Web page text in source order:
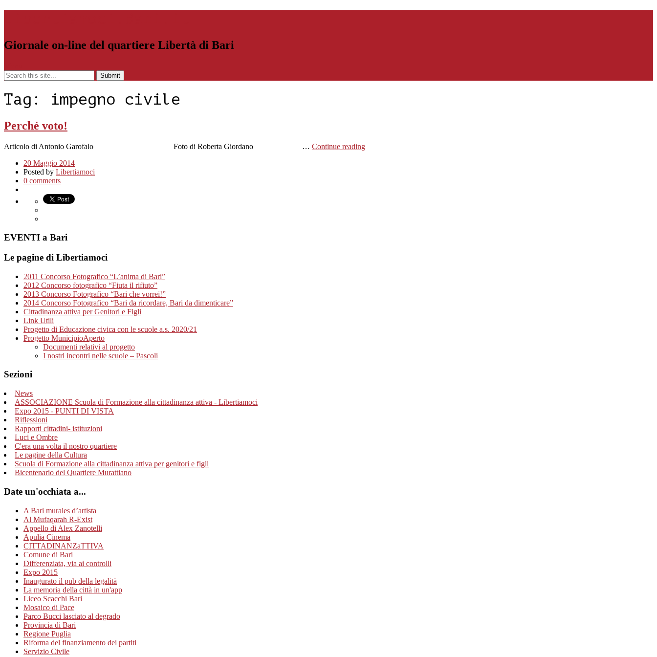
Giornale on-line del quartiere Libertà di Bari
Tag: impegno civile
Perché voto!
Articolo di Antonio Garofalo Foto di Roberta Giordano … Continue reading
20 Maggio 2014
Posted by Libertiamoci
0 comments
EVENTI a Bari
Le pagine di Libertiamoci
2011 Concorso Fotografico “L’anima di Bari”
2012 Concorso fotografico “Fiuta il rifiuto”
2013 Concorso Fotografico “Bari che vorrei!”
2014 Concorso Fotografico “Bari da ricordare, Bari da dimenticare”
Cittadinanza attiva per Genitori e Figli
Link Utili
Progetto di Educazione civica con le scuole a.s. 2020/21
Progetto MunicipioAperto
Documenti relativi al progetto
I nostri incontri nelle scuole – Pascoli
Sezioni
News
ASSOCIAZIONE Scuola di Formazione alla cittadinanza attiva - Libertiamoci
Expo 2015 - PUNTI DI VISTA
Riflessioni
Rapporti cittadini- istituzioni
Luci e Ombre
C'era una volta il nostro quartiere
Le pagine della Cultura
Scuola di Formazione alla cittadinanza attiva per genitori e figli
Bicentenario del Quartiere Murattiano
Date un'occhiata a...
A Bari murales d’artista
Al Mufaqarah R-Exist
Appello di Alex Zanotelli
Apulia Cinema
CITTADINANZaTTIVA
Comune di Bari
Differenziata, via ai controlli
Expo 2015
Inaugurato il pub della legalità
La memoria della città in un'app
Liceo Scacchi Bari
Mosaico di Pace
Parco Bucci lasciato al degrado
Provincia di Bari
Regione Puglia
Riforma del finanziamento dei partiti
Servizio Civile